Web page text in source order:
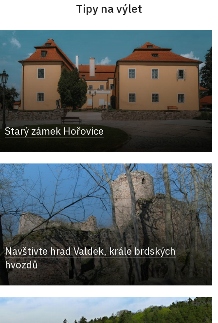
Tipy na výlet
Starý zámek Hořovice
Navštivte hrad Valdek, krále brdských
hvozdů